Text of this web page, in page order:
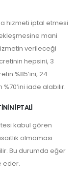
hizmeti iptal etmesi
mani
verileceği
hepsini, 3
%85’ini, 24
iade alabilir.
İPTALI
kabul gören
olmaması
Bu durumda eğer
eder.